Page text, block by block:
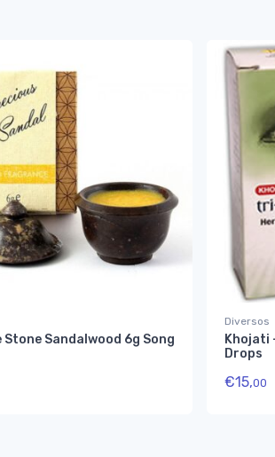
Stone Sandalwood 6g Song
Diversos
Khojati
Drops
€15,00